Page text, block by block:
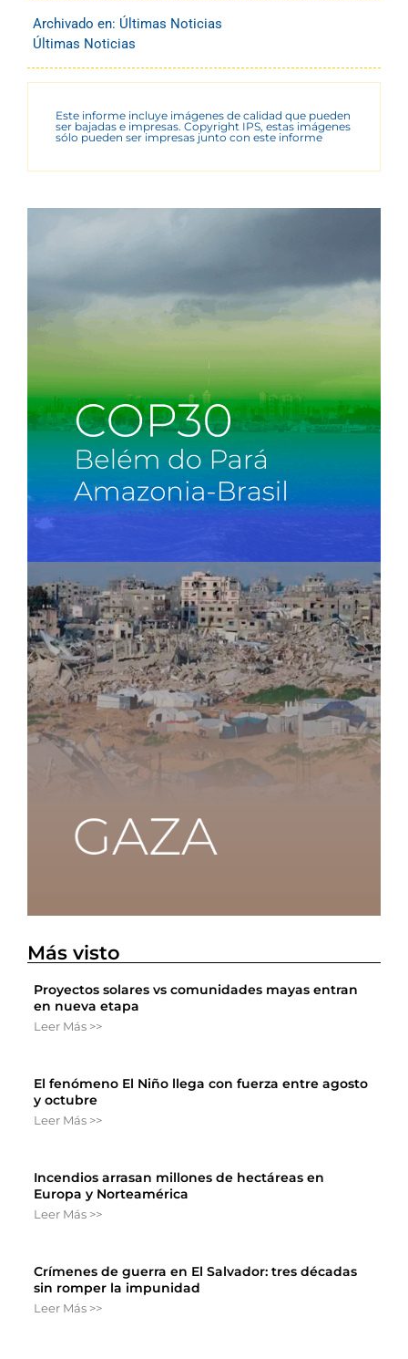
Archivado en: Últimas Noticias
Últimas Noticias
Este informe incluye imágenes de calidad que pueden
ser bajadas e impresas. Copyright IPS, estas imágenes
sólo pueden ser impresas junto con este informe
Más visto
Proyectos solares vs comunidades mayas entran
en nueva etapa
Leer Más >>
El fenómeno El Niño llega con fuerza entre agosto
y octubre
Leer Más >>
Incendios arrasan millones de hectáreas en
Europa y Norteamérica
Leer Más >>
Crímenes de guerra en El Salvador: tres décadas
sin romper la impunidad
Leer Más >>